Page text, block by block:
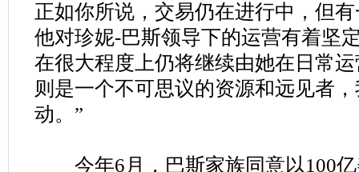
正如你所说，交易仍在进行中，但
他对珍妮-巴斯领导下的运营有着坚
在很大程度上仍将继续由她在日常
则是一个不可思议的资源和远见者
动。”
今年6月，巴斯家族同意以100亿